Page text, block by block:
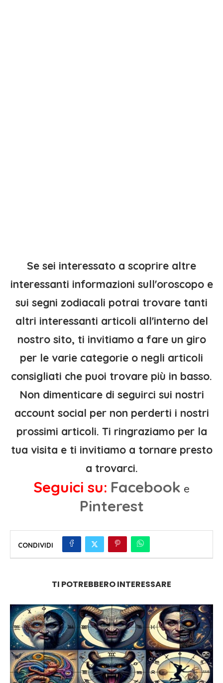
Se sei interessato a scoprire altre
interessanti informazioni sull'oroscopo e
sui segni zodiacali potrai trovare tanti
altri interessanti articoli all'interno del
nostro sito, ti invitiamo a fare un giro
per le varie categorie o negli articoli
consigliati che puoi trovare più in basso.
Non dimenticare di seguirci sui nostri
account social per non perderti i nostri
prossimi articoli. Ti ringraziamo per la
tua visita e ti invitiamo a tornare presto
a trovarci.
Seguici su: Facebook e
Pinterest
CONDIVIDI
TI POTREBBERO INTERESSARE